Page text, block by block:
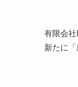
有限会社
新たに